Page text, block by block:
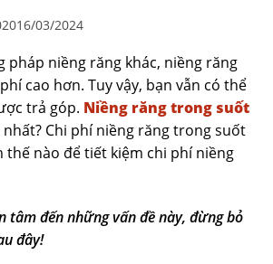
16/03/2024
pháp niềng răng khác, niềng răng
cao hơn. Tuy vậy, bạn vẫn có thể
trả góp. Niềng răng trong suốt
Chi phí niềng răng trong suốt
thế nào để tiết kiệm chi phí niềng
tâm đến những vấn đề này, đừng bỏ
đây!